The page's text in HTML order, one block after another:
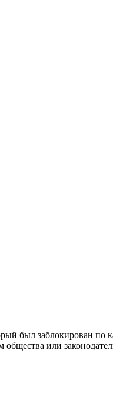
был заблокирован
или